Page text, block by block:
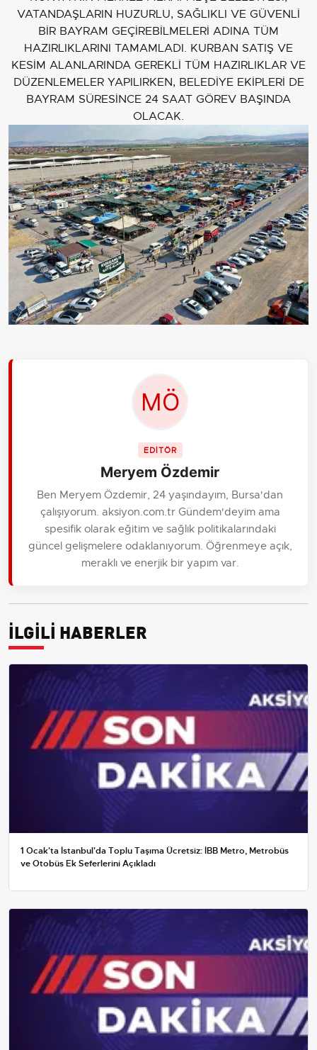
VATANDAŞLARIN HUZURLU, SAĞLIKLI VE GÜVENLİ
BİR BAYRAM GEÇİREBİLMELERİ ADINA TÜM
HAZIRLIKLARINI TAMAMLADI. KURBAN SATIŞ VE
KESİM ALANLARINDA GEREKLİ TÜM HAZIRLIKLAR VE
DÜZENLEMELER YAPILIRKEN, BELEDİYE EKİPLERİ DE
BAYRAM SÜRESİNCE 24 SAAT GÖREV BAŞINDA
OLACAK.
EDİTÖR
Meryem Özdemir
Ben Meryem Özdemir, 24 yaşındayım, Bursa'dan
çalışıyorum. aksiyon.com.tr Gündem'deyim ama
spesifik olarak eğitim ve sağlık politikalarındaki
güncel gelişmelere odaklanıyorum. Öğrenmeye açık,
meraklı ve enerjik bir yapım var.
İLGİLİ HABERLER
1 Ocak'ta İstanbul'da Toplu Taşıma Ücretsiz: İBB Metro, Metrobüs
ve Otobüs Ek Seferlerini Açıkladı